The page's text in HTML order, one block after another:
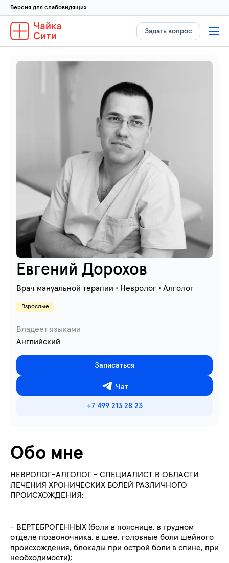
Версия для слабовидящих
Задать вопрос
Евгений Дорохов
Врач мануальной терапии • Невролог • Алголог
Взрослые
Владеет языками
Английский
Записаться
Чат
+7 499 213 28 23
Обо мне
НЕВРОЛОГ-АЛГОЛОГ - СПЕЦИАЛИСТ В ОБЛАСТИ
ЛЕЧЕНИЯ ХРОНИЧЕСКИХ БОЛЕЙ РАЗЛИЧНОГО
ПРОИСХОЖДЕНИЯ:
- ВЕРТЕБРОГЕННЫХ (боли в пояснице, в грудном
отделе позвоночника, в шее, головные боли шейного
происхождения, блокады при острой боли в спине, при
необходимости);